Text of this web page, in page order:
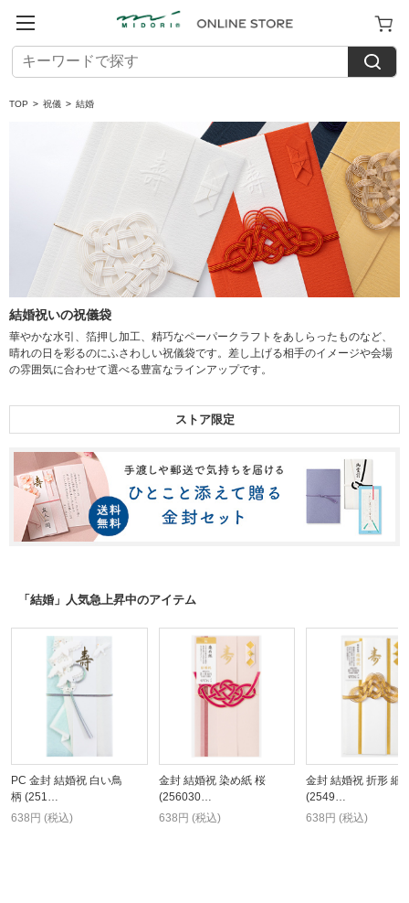
TOP > 祝儀 > 結婚
結婚祝いの祝儀袋
華やかな水引、箔押し加工、精巧なペーパークラフトをあしらったものなど、
晴れの日を彩るのにふさわしい祝儀袋です。差し上げる相手のイメージや会場
の雰囲気に合わせて選べる豊富なラインアップです。
ストア限定
「結婚」人気急上昇中のアイテム
PC 金封 結婚祝 白い鳥
柄 (251…
638円 (税込)
金封 結婚祝 染め紙 桜
(256030…
638円 (税込)
金封 結婚祝 折形 細
(2549…
638円 (税込)